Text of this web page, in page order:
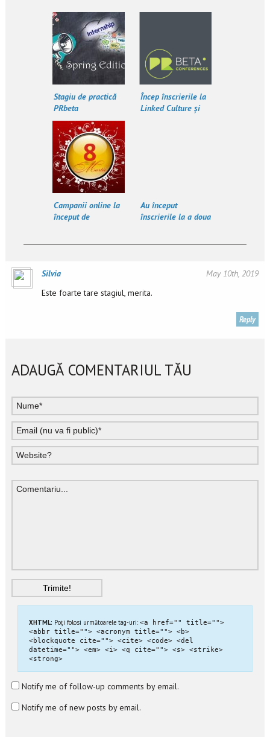
Stagiu de practică
PRbeta
Încep înscrierile la
Linked Culture și
Campanii online la
început de
Au început
înscrierile la a doua
Silvia
May 10th, 2019
Este foarte tare stagiul, merita.
Reply
ADAUGĂ COMENTARIUL TĂU
XHTML: Poţi folosi următoarele tag-uri: <a href="" title="">
<abbr title=""> <acronym title=""> <b>
<blockquote cite=""> <cite> <code> <del
datetime=""> <em> <i> <q cite=""> <s> <strike>
<strong>
Notify me of follow-up comments by email.
Notify me of new posts by email.